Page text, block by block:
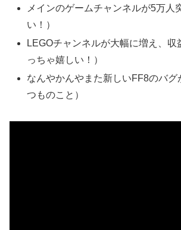
メインのゲームチャンネルが5万人
い！）
LEGOチャンネルが大幅に増え、収
っちゃ嬉しい！）
なんやかんやまた新しいFF8のバグ
つものこと）